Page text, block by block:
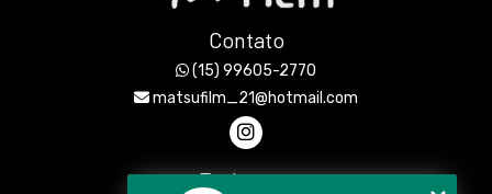
Contato
(15) 99605-2770
matsufilm_21@hotmail.com
Endereço